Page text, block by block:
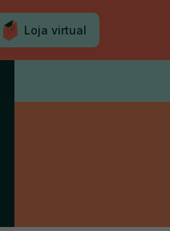
Loja virtual